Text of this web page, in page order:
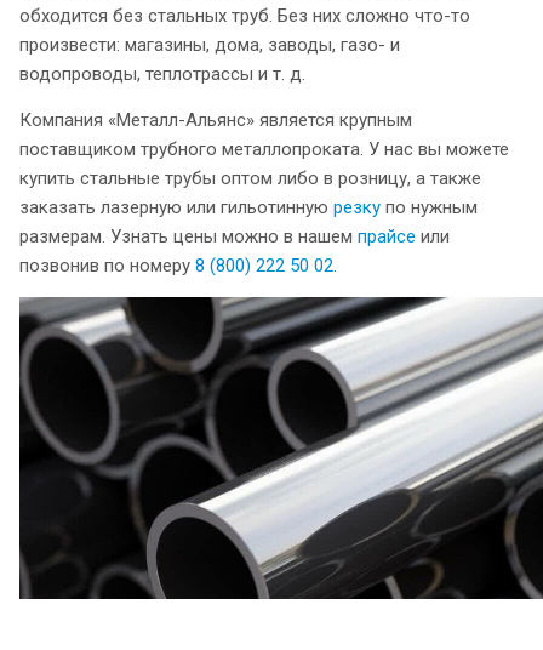
обходится без стальных труб. Без них сложно что-то
произвести: магазины, дома, заводы, газо- и
водопроводы, теплотрассы и т. д.
Компания «Металл-Альянс» является крупным
поставщиком трубного металлопроката. У нас вы можете
купить стальные трубы оптом либо в розницу, а также
заказать лазерную или гильотинную резку по нужным
размерам. Узнать цены можно в нашем прайсе или
позвонив по номеру 8 (800) 222 50 02.